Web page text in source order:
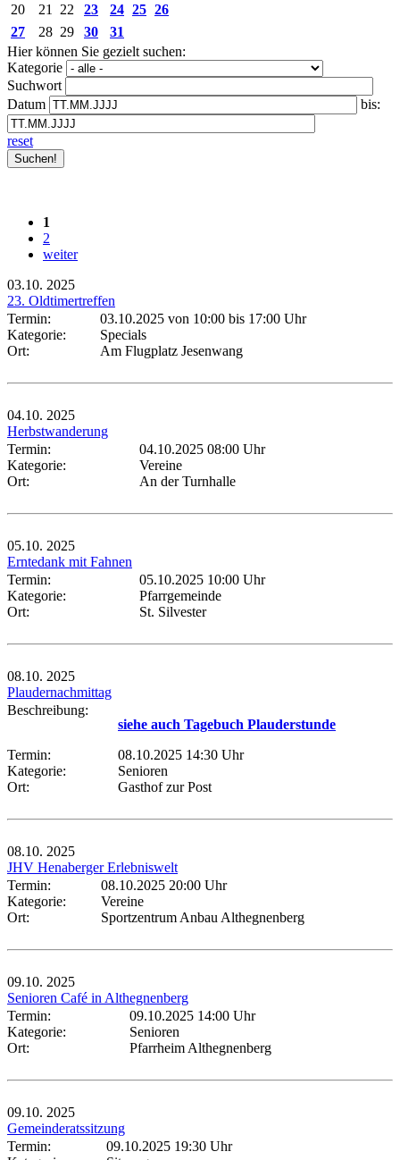
20
21 22 23 24 25 26
27
28 29 30
31
Hier können Sie gezielt suchen:
Kategorie
Suchwort
Datum
bis:
reset
1
2
weiter
03.10. 2025
23. Oldtimertreffen
Termin:
03.10.2025 von 10:00 bis 17:00 Uhr
Kategorie:
Specials
Ort:
Am Flugplatz Jesenwang
04.10. 2025
Herbstwanderung
Termin:
04.10.2025 08:00 Uhr
Kategorie:
Vereine
Ort:
An der Turnhalle
05.10. 2025
Erntedank mit Fahnen
Termin:
05.10.2025 10:00 Uhr
Kategorie:
Pfarrgemeinde
Ort:
St. Silvester
08.10. 2025
Plaudernachmittag
Beschreibung:
siehe auch Tagebuch Plauderstunde
Termin:
08.10.2025 14:30 Uhr
Kategorie:
Senioren
Ort:
Gasthof zur Post
08.10. 2025
JHV Henaberger Erlebniswelt
Termin:
08.10.2025 20:00 Uhr
Kategorie:
Vereine
Ort:
Sportzentrum Anbau Althegnenberg
09.10. 2025
Senioren Café in Althegnenberg
Termin:
09.10.2025 14:00 Uhr
Kategorie:
Senioren
Ort:
Pfarrheim Althegnenberg
09.10. 2025
Gemeinderatssitzung
Termin:
09.10.2025 19:30 Uhr